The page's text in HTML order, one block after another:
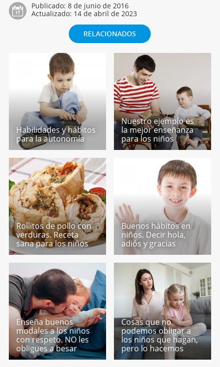
Publicado: 8 de junio de 2016
Actualizado: 14 de abril de 2023
RELACIONADOS
Habilidades y hábitos
para la autonomía
Nuestro ejemplo es
la mejor enseñanza
para los niños
Rollitos de pollo con
verduras. Receta
sana para los niños
Buenos hábitos en
niños. Decir hola,
adiós y gracias
Enseña buenos
modales a los niños
con respeto. NO les
obligues a besar
Cosas que no
podemos obligar a
los niños que hagan,
pero lo hacemos